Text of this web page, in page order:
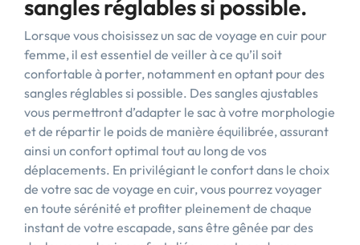
sangles réglables si possible.
Lorsque vous choisissez un sac de voyage en cuir pour
femme, il est essentiel de veiller à ce qu’il soit
confortable à porter, notamment en optant pour des
sangles réglables si possible. Des sangles ajustables
vous permettront d’adapter le sac à votre morphologie
et de répartir le poids de manière équilibrée, assurant
ainsi un confort optimal tout au long de vos
déplacements. En privilégiant le confort dans le choix
de votre sac de voyage en cuir, vous pourrez voyager
en toute sérénité et profiter pleinement de chaque
instant de votre escapade, sans être gênée par des